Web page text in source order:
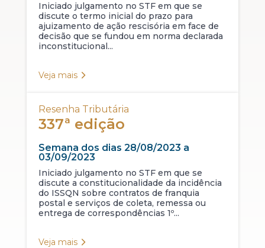
Iniciado julgamento no STF em que se
discute o termo inicial do prazo para
ajuizamento de ação rescisória em face de
decisão que se fundou em norma declarada
inconstitucional...
Veja mais
Resenha Tributária
337ª edição
Semana dos dias 28/08/2023 a
03/09/2023
Iniciado julgamento no STF em que se
discute a constitucionalidade da incidência
do ISSQN sobre contratos de franquia
postal e serviços de coleta, remessa ou
entrega de correspondências 1º...
Veja mais